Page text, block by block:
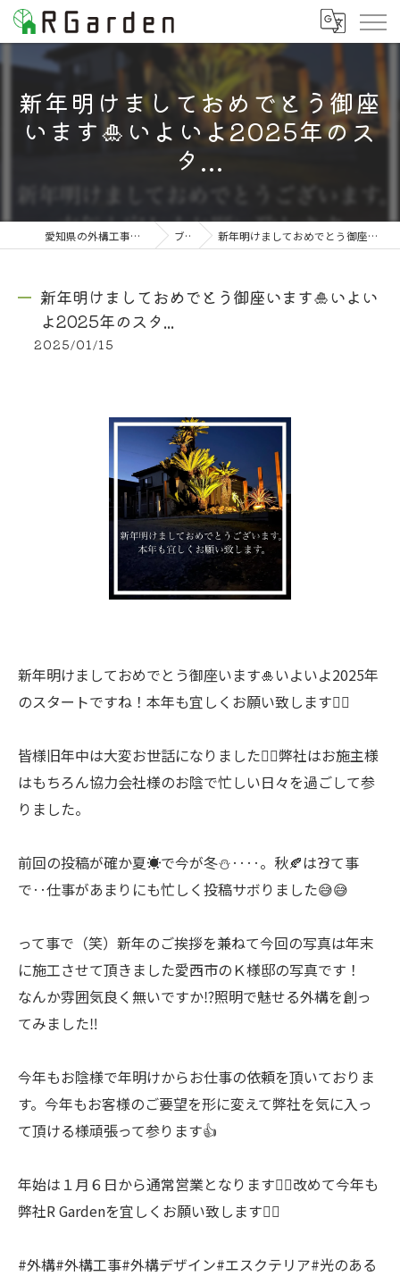
新年明けましておめでとう御座
います🎍いよいよ2025年のス
タ...
愛知県の外構工事なら株式会社RGarden ブログ 新年明けましておめでとう御座います🎍いよいよ2025年のスタ...
新年明けましておめでとう御座います🎍いよい
よ2025年のスタ...
2025/01/15
新年明けましておめでとう御座います🎍いよいよ2025年
のスタートですね！本年も宜しくお願い致します🙇‍♂️
皆様旧年中は大変お世話になりました🙇‍♂️弊社はお施主様
はもちろん協力会社様のお陰で忙しい日々を過ごして参
りました。
前回の投稿が確か夏☀️で今が冬⛄️‥‥。秋🍂は⁇って事
で‥仕事があまりにも忙しく投稿サボりました😅😅
って事で（笑）新年のご挨拶を兼ねて今回の写真は年末
に施工させて頂きました愛西市のＫ様邸の写真です！
なんか雰囲気良く無いですか⁉️照明で魅せる外構を創っ
てみました‼️
今年もお陰様で年明けからお仕事の依頼を頂いておりま
す。今年もお客様のご要望を形に変えて弊社を気に入っ
て頂ける様頑張って参ります👍
年始は１月６日から通常営業となります🙇‍♂️改めて今年も
弊社R Gardenを宜しくお願い致します🙇‍♂️
#外構#外構工事#外構デザイン#エスクテリア#光のある